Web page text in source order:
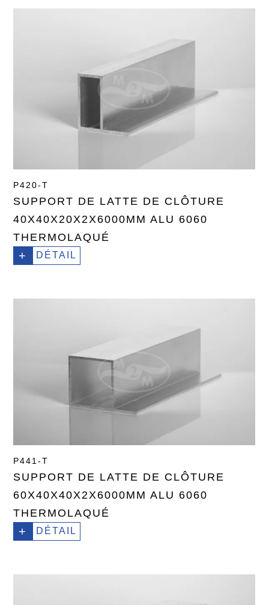
P420-T
SUPPORT DE LATTE DE CLÔTURE
40X40X20X2X6000MM ALU 6060
THERMOLAQUÉ
+ DÉTAIL
P441-T
SUPPORT DE LATTE DE CLÔTURE
60X40X40X2X6000MM ALU 6060
THERMOLAQUÉ
+ DÉTAIL